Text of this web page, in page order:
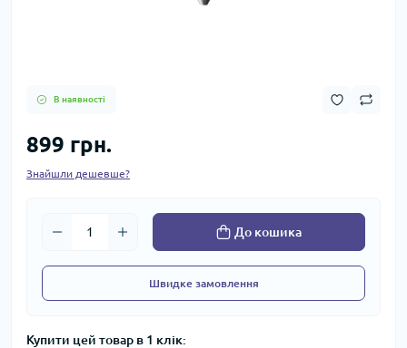
В наявності
899 грн.
Знайшли дешевше?
До кошика
Швидке замовлення
Купити цей товар в 1 клік: